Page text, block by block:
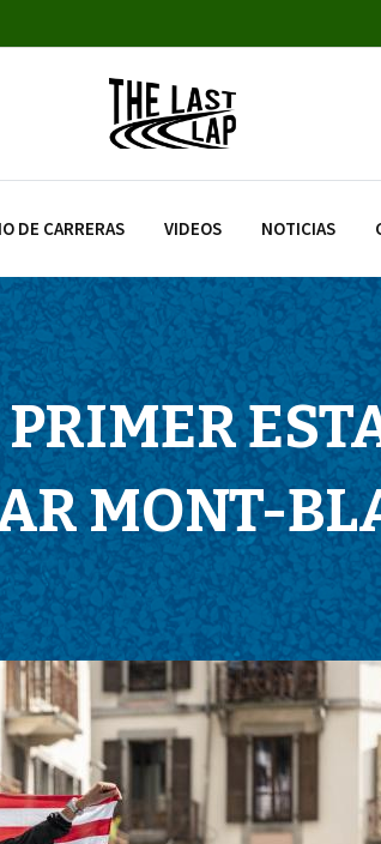
DE CARRERAS VIDEOS NOTICIAS
MONT-